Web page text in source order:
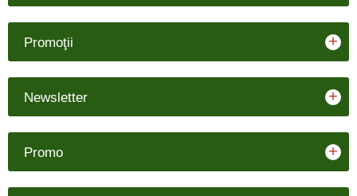
Promoţii +
Newsletter +
Promo +